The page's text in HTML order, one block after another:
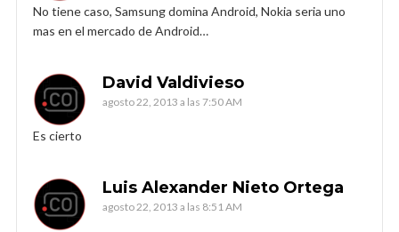
No tiene caso, Samsung domina Android, Nokia seria uno
mas en el mercado de Android…
David Valdivieso
agosto 22, 2013 a las 7:50 AM
Es cierto
Luis Alexander Nieto Ortega
agosto 22, 2013 a las 8:51 AM